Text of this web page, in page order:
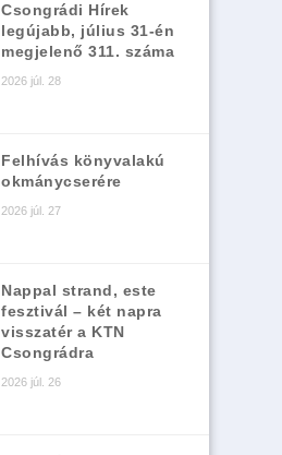
Csongrádi Hírek
legújabb, július 31-én
megjelenő 311. száma
2026 júl. 28
Felhívás könyvalakú
okmánycserére
2026 júl. 27
Nappal strand, este
fesztivál – két napra
visszatér a KTN
Csongrádra
2026 júl. 26